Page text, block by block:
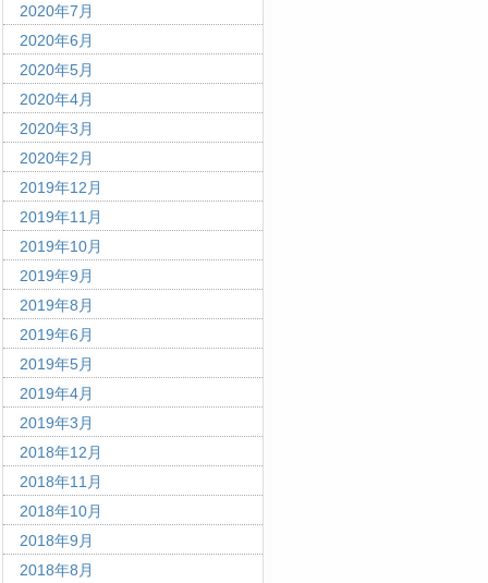
2020年7月
2020年6月
2020年5月
2020年4月
2020年3月
2020年2月
2019年12月
2019年11月
2019年10月
2019年9月
2019年8月
2019年6月
2019年5月
2019年4月
2019年3月
2018年12月
2018年11月
2018年10月
2018年9月
2018年8月